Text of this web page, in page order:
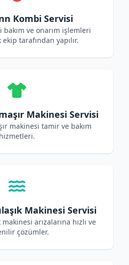
Kombi Servisi
bakım ve onarım işlemleri
tarafından yapılır.
Makinesi Servisi
makinesi tamir ve bakım
hizmetleri.
Makinesi Servisi
arızalarına hızlı ve
çözümler.